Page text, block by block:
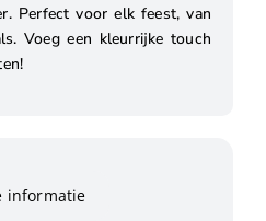
Perfect voor elk feest, van
Voeg een kleurrijke touch
informatie